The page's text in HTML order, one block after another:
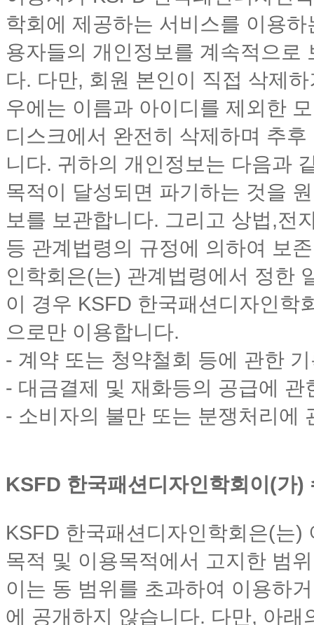
학회에 제공하는 서비스를 이용
용자들의 개인정보를 계속적으로
다. 다만, 회원 본인이 직접 삭제
우에는 이름과 아이디를 제외한
디스크에서 완전히 삭제하며 추
니다. 귀하의 개인정보는 다음과
목적이 달성되면 파기하는 것을
보를 보관합니다. 그리고 상법,전
등 관계법령의 규정에 의하여 보
인학회은(는) 관계법령에서 정한
이 경우 KSFD 한국패션디자인학
으로만 이용합니다.
- 계약 또는 청약철회 등에 관한
- 대금결제 및 재화등의 공급에 관
- 소비자의 불만 또는 분쟁처리에
KSFD 한국패션디자인학회이(가
KSFD 한국패션디자인학회은(는
목적 및 이용목적에서 고지한 범
이는 동 범위를 초과하여 이용하
에 공개하지 않습니다. 다만, 아래